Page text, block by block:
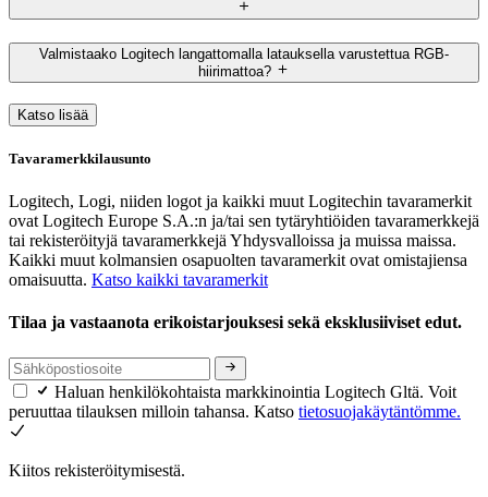
Valmistaako Logitech langattomalla latauksella varustettua RGB-
hiirimattoa?
Katso lisää
Tavaramerkkilausunto
Logitech, Logi, niiden logot ja kaikki muut Logitechin tavaramerkit
ovat Logitech Europe S.A.:n ja/tai sen tytäryhtiöiden tavaramerkkejä
tai rekisteröityjä tavaramerkkejä Yhdysvalloissa ja muissa maissa.
Kaikki muut kolmansien osapuolten tavaramerkit ovat omistajiensa
omaisuutta. Katso kaikki tavaramerkit
Tilaa ja vastaanota erikoistarjouksesi sekä eksklusiiviset edut.
Haluan henkilökohtaista markkinointia Logitech Gltä. Voit
peruuttaa tilauksen milloin tahansa. Katso tietosuojakäytäntömme.
Kiitos rekisteröitymisestä.